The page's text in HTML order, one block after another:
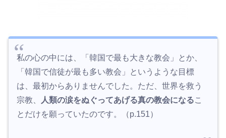
私の心の中には、「韓国で最も大きな教会」とか、
「韓国で信徒が最も多い教会」というような目標
は、最初からありませんでした。ただ、世界を救う
宗教、
人類の涙をぬぐってあげる真の教会になるこ
とだけを願っていたのです。（p.151）